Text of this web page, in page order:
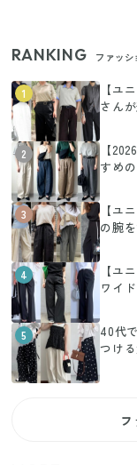
RANKING ファッシ
1
【ユ
さん
2
【
すめ
3
【ユ
の腕
4
【ユ
ワイ
5
40代
つけ